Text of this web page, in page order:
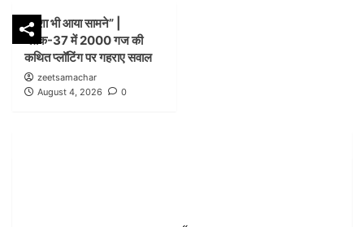
4
FLASH
डम्मी निगम सदन लगाकर भाजपा का निगम प्रशासन पर हमला,
भेदभाव और भ्रष्टाचार के लगाए आरोप
नक्शा भी आया सामने” |
ब्लॉक-37 में 2000 गज की
कथित प्लॉटिंग पर गहराए सवाल
zeetsamachar
August 4, 2026
0